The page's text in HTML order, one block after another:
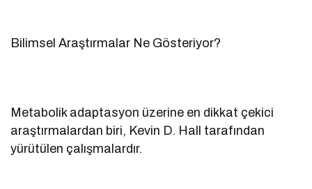
Bilimsel Araştırmalar Ne Gösteriyor?
Metabolik adaptasyon üzerine en dikkat çekici
araştırmalardan biri, Kevin D. Hall tarafından
yürütülen çalışmalardır.